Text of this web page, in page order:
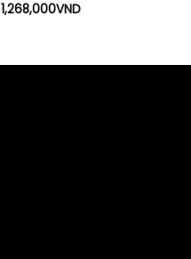
Được xếp
1,268,000VND